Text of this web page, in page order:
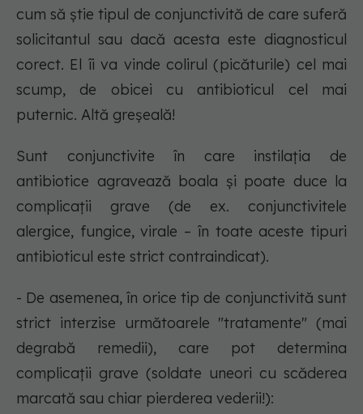
cum să ştie tipul de conjunctivită de care suferă
solicitantul sau dacă acesta este diagnosticul
corect. El îi va vinde colirul (picăturile) cel mai
scump, de obicei cu antibioticul cel mai
puternic. Altă greşeală!
Sunt conjunctivite în care instilaţia de
antibiotice agravează boala şi poate duce la
complicaţii grave (de ex. conjunctivitele
alergice, fungice, virale – în toate aceste tipuri
antibioticul este strict contraindicat).
- De asemenea, în orice tip de conjunctivită sunt
strict interzise următoarele "tratamente" (mai
degrabă remedii), care pot determina
complicaţii grave (soldate uneori cu scăderea
marcată sau chiar pierderea vederii!):